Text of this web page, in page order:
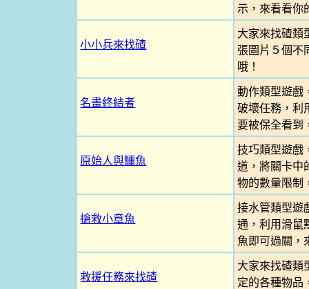
示，來看看你
小小兵來找碴
大家來找碴類
張圖片５個不
哦！
名畫終結者
動作類型遊戲
破壞任務，利
要被保全看到
原始人與鱷魚
技巧類型遊戲
道，將關卡中
物的數量限制
搶救小章魚
接水管類型遊
通，利用滑鼠
魚即可過關，
救援任務來找碴
大家來找碴類
定的各種物品